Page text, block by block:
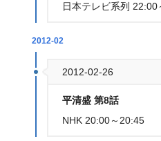
日本テレビ系列 22:00
2012-02
2012-02-26
平清盛 第8話
NHK 20:00～20:45